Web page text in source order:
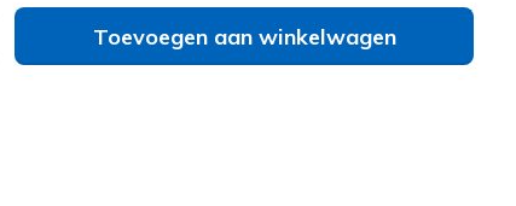
Toevoegen aan winkelwagen